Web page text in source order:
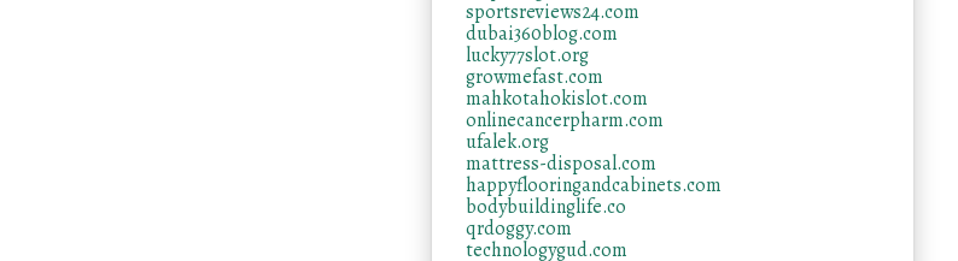
sportsreviews24.com
dubai360blog.com
lucky77slot.org
growmefast.com
mahkotahokislot.com
onlinecancerpharm.com
ufalek.org
mattress-disposal.com
happyflooringandcabinets.com
bodybuildinglife.co
qrdoggy.com
technologygud.com